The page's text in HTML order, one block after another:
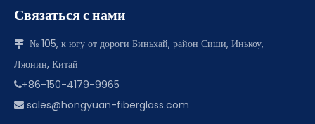
Связаться с нами
 № 105, к югу от дороги Биньхай, район Сиши, Инькоу,
Ляонин, Китай
+86-150-4179-9965
 sales@hongyuan-fiberglass.com